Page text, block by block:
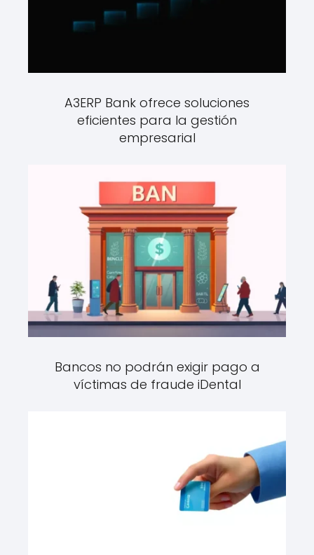
A3ERP Bank ofrece soluciones
eficientes para la gestión
empresarial
Bancos no podrán exigir pago a
víctimas de fraude iDental